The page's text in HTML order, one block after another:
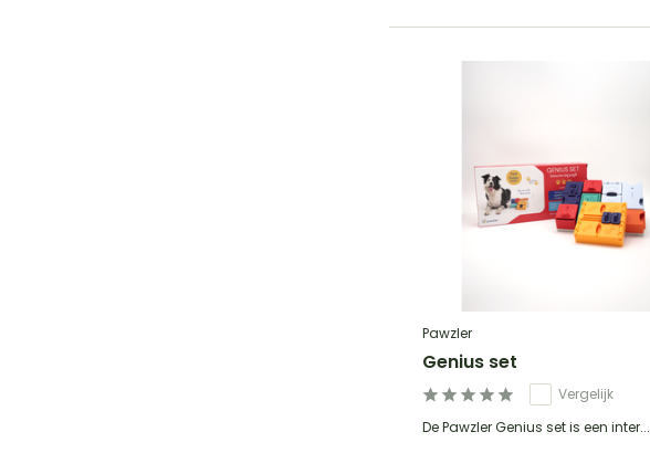
Pawzler
Genius set
Vergelijk
De Pawzler Genius set is een inter...